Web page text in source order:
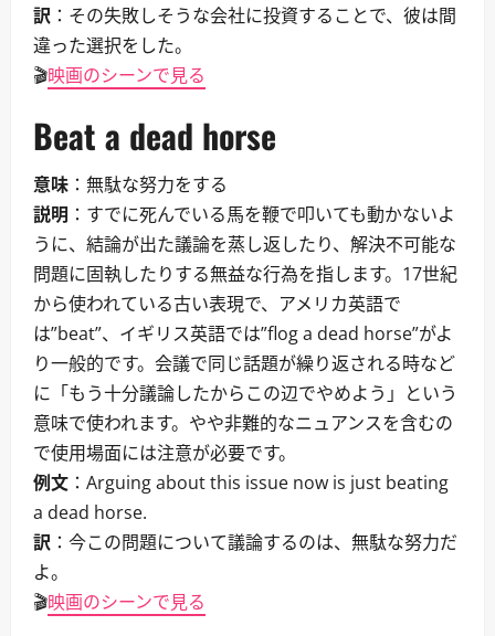
訳 ：その失敗しそうな会社に投資することで、彼は間
違った選択をした。
🎬映画のシーンで見る
Beat a dead horse
意味 ：無駄な努力をする
説明 ：すでに死んでいる馬を鞭で叩いても動かないよ
うに、結論が出た議論を蒸し返したり、解決不可能な
問題に固執したりする無益な行為を指します。17世紀
から使われている古い表現で、アメリカ英語で
は”beat”、イギリス英語では”flog a dead horse”がよ
り一般的です。会議で同じ話題が繰り返される時など
に「もう十分議論したからこの辺でやめよう」という
意味で使われます。やや非難的なニュアンスを含むの
で使用場面には注意が必要です。
例文 ：Arguing about this issue now is just beating
a dead horse.
訳 ：今この問題について議論するのは、無駄な努力だ
よ。
🎬映画のシーンで見る